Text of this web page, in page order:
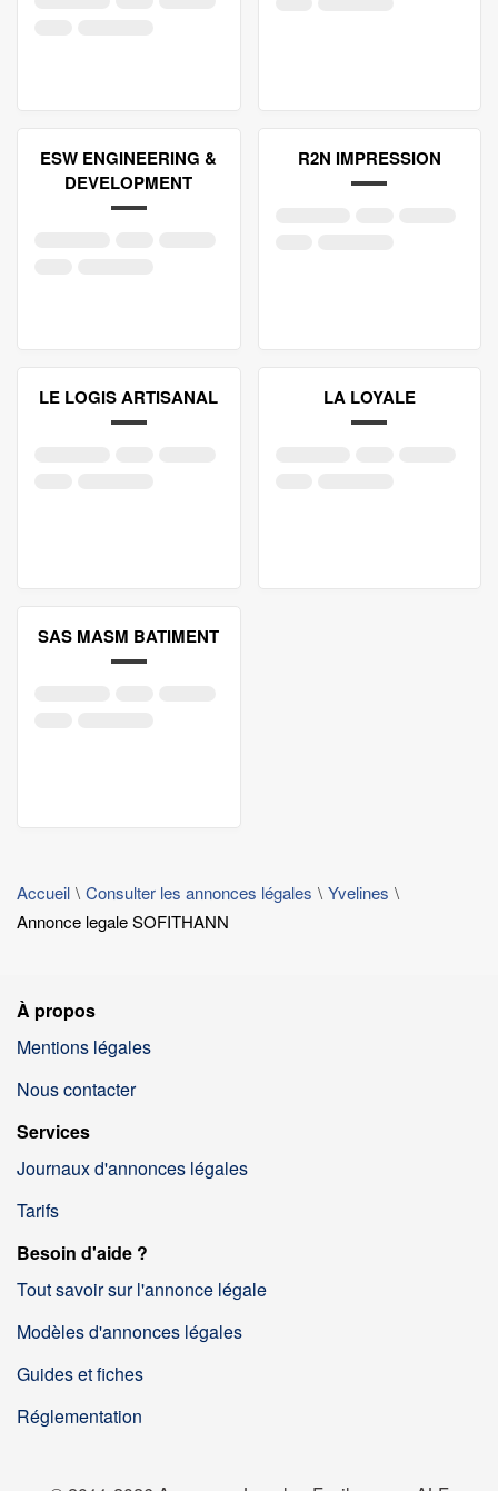
ESW ENGINEERING &
DEVELOPMENT
R2N IMPRESSION
LE LOGIS ARTISANAL LA LOYALE
SAS MASM BATIMENT
Accueil Consulter les annonces légales
Yvelines
Annonce legale SOFITHANN
À propos
Mentions légales
Nous contacter
Services
Journaux d'annonces légales
Tarifs
Besoin d'aide ?
Tout savoir sur l'annonce légale
Modèles d'annonces légales
Guides et fiches
Réglementation